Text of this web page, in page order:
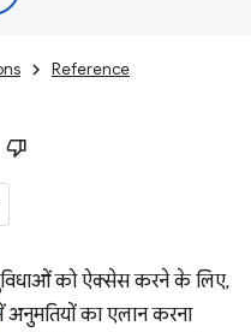
Reference
को ऐक्सेस करने के लिए,
का एलान करना